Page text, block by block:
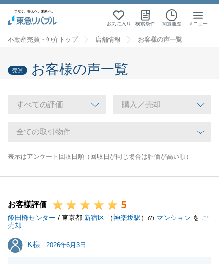
お気に入り 検索条件 閲覧履歴 メニュー
不動産売買・仲介トップ 店舗情報 お客様の声一覧
売買 お客様の声一覧
表示はアンケート回収日順（回収日が同じ場合は評価が高い順）
お客様評価 5
飯田橋センター / 東京都 新宿区 （神楽坂駅）の マンション を ご
売却
K様
K様 2026年6月3日